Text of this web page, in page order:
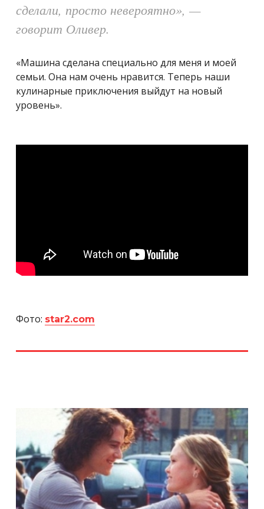
сделали, просто невероятно», —
говорит Оливер.
«Машина сделана специально для меня и моей
семьи. Она нам очень нравится. Теперь наши
кулинарные приключения выйдут на новый
уровень».
Фото: star2.com